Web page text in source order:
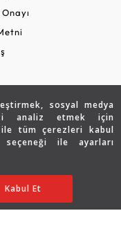
sosyal medya
analiz etmek için
ile tüm çerezleri kabul
seçeneği ile ayarları
Düzenle
Kabul Et
SATIN ALIN
sitenin tüm hakları